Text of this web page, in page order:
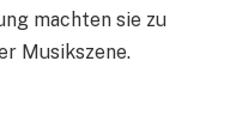
machten sie zu
Musikszene.